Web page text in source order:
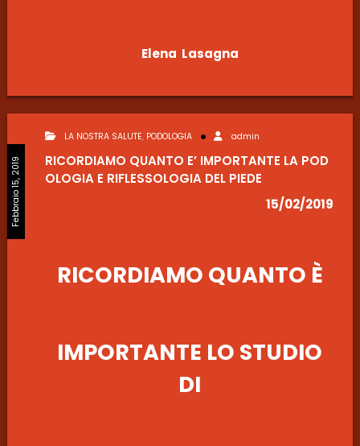
Elena Lasagna
Febbraio 15, 2019
LA NOSTRA SALUTE, PODOLOGIA admin
RICORDIAMO QUANTO E’ IMPORTANTE LA POD
OLOGIA E RIFLESSOLOGIA DEL PIEDE
15/02/2019
RICORDIAMO QUANTO È
IMPORTANTE LO STUDIO
DI